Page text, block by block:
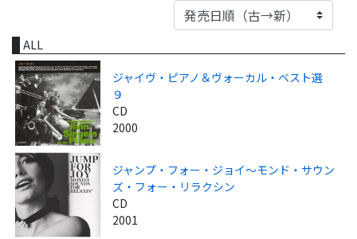
ALL
ジャイヴ・ピアノ＆ヴォーカル・ベスト選
９
CD
2000
ジャンプ・フォー・ジョイ～モンド・サウン
ズ・フォー・リラクシン
CD
2001